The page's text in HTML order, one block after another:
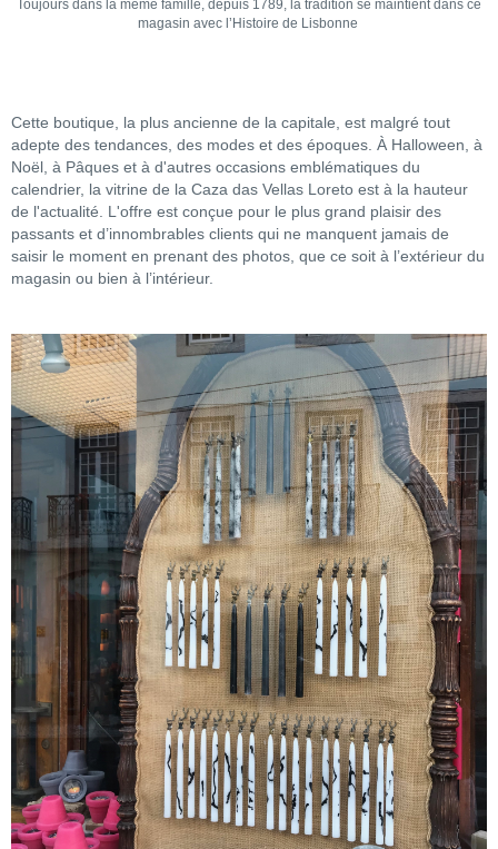
Toujours dans la même famille, depuis 1789, la tradition se maintient dans ce
magasin avec l’Histoire de Lisbonne
Cette boutique, la plus ancienne de la capitale, est malgré tout
adepte des tendances, des modes et des époques. À Halloween, à
Noël, à Pâques et à d'autres occasions emblématiques du
calendrier, la vitrine de la Caza das Vellas Loreto est à la hauteur
de l'actualité. L'offre est conçue pour le plus grand plaisir des
passants et d’innombrables clients qui ne manquent jamais de
saisir le moment en prenant des photos, que ce soit à l’extérieur du
magasin ou bien à l’intérieur.